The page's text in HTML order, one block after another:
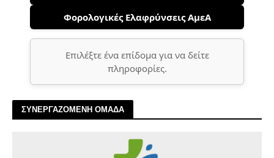
Φορολογικές Ελαφρύνσεις ΑμεΑ
Επιλέξτε ένα επίδομα για να δείτε
πληροφορίες.
ΣΥΝΕΡΓΑΖΟΜΕΝΗ ΟΜΑΔΑ